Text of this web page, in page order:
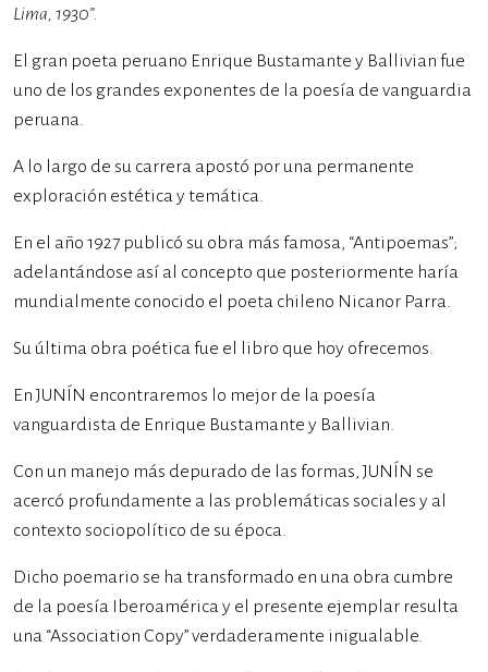
Lima, 1930”.
El gran poeta peruano Enrique Bustamante y Ballivian fue
uno de los grandes exponentes de la poesía de vanguardia
peruana.
A lo largo de su carrera apostó por una permanente
exploración estética y temática.
En el año 1927 publicó su obra más famosa, “Antipoemas”;
adelantándose así al concepto que posteriormente haría
mundialmente conocido el poeta chileno Nicanor Parra.
Su última obra poética fue el libro que hoy ofrecemos.
En JUNÍN encontraremos lo mejor de la poesía
vanguardista de Enrique Bustamante y Ballivian.
Con un manejo más depurado de las formas, JUNÍN se
acercó profundamente a las problemáticas sociales y al
contexto sociopolítico de su época.
Dicho poemario se ha transformado en una obra cumbre
de la poesía Iberoamérica y el presente ejemplar resulta
una “Association Copy” verdaderamente inigualable.